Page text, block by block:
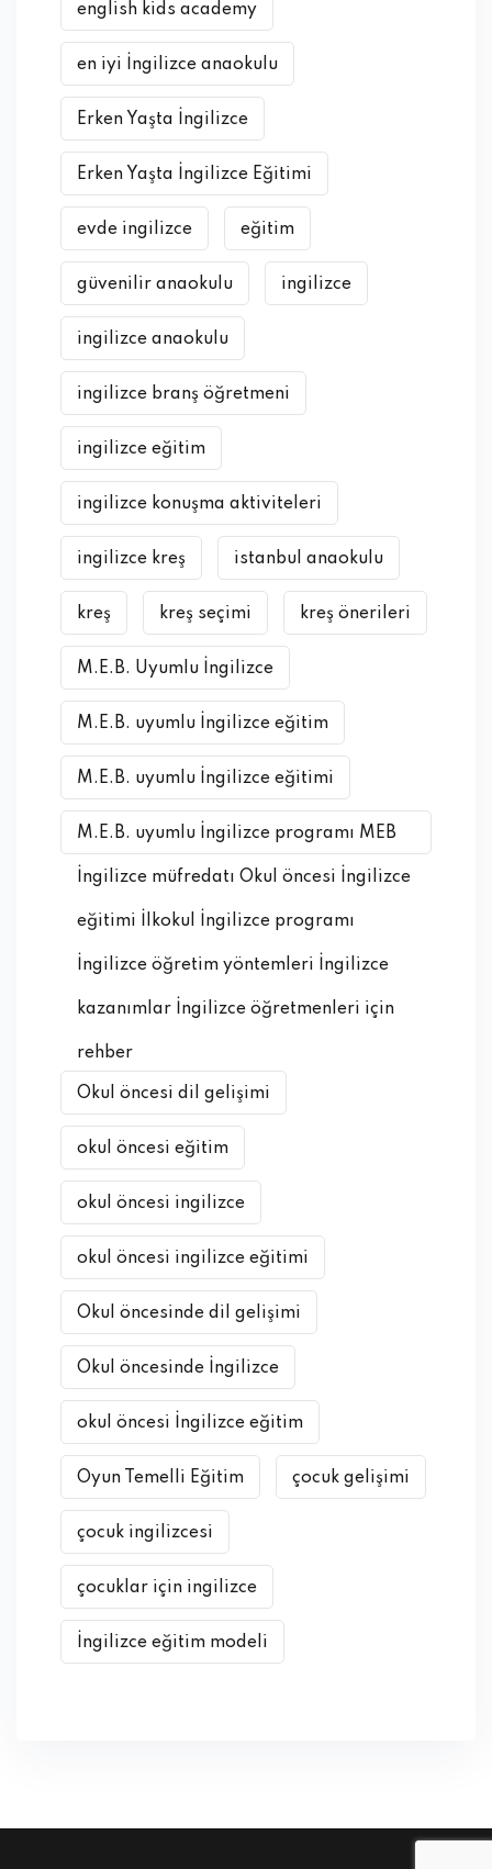
english kids academy
en iyi İngilizce anaokulu
Erken Yaşta İngilizce
Erken Yaşta İngilizce Eğitimi
evde ingilizce eğitim
güvenilir anaokulu ingilizce
ingilizce anaokulu
ingilizce branş öğretmeni
ingilizce eğitim
ingilizce konuşma aktiviteleri
ingilizce kreş istanbul anaokulu
kreş kreş seçimi kreş önerileri
M.E.B. Uyumlu İngilizce
M.E.B. uyumlu İngilizce eğitim
M.E.B. uyumlu İngilizce eğitimi
M.E.B. uyumlu İngilizce programı MEB
İngilizce müfredatı Okul öncesi İngilizce
eğitimi İlkokul İngilizce programı
İngilizce öğretim yöntemleri İngilizce
kazanımlar İngilizce öğretmenleri için
rehber
Okul öncesi dil gelişimi
okul öncesi eğitim
okul öncesi ingilizce
okul öncesi ingilizce eğitimi
Okul öncesinde dil gelişimi
Okul öncesinde İngilizce
okul öncesi İngilizce eğitim
Oyun Temelli Eğitim çocuk gelişimi
çocuk ingilizcesi
çocuklar için ingilizce
İngilizce eğitim modeli